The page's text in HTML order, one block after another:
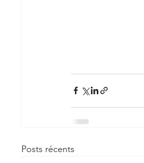
Posts récents